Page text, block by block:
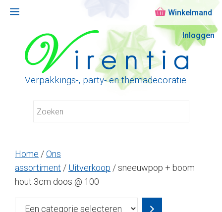
Inloggen
Verpakkings-, party- en themadecoratie
Menu
Home /Ons
assortiment / Uitverkoop / sneeuwpop + boom
hout 3cm doos @ 100
Een